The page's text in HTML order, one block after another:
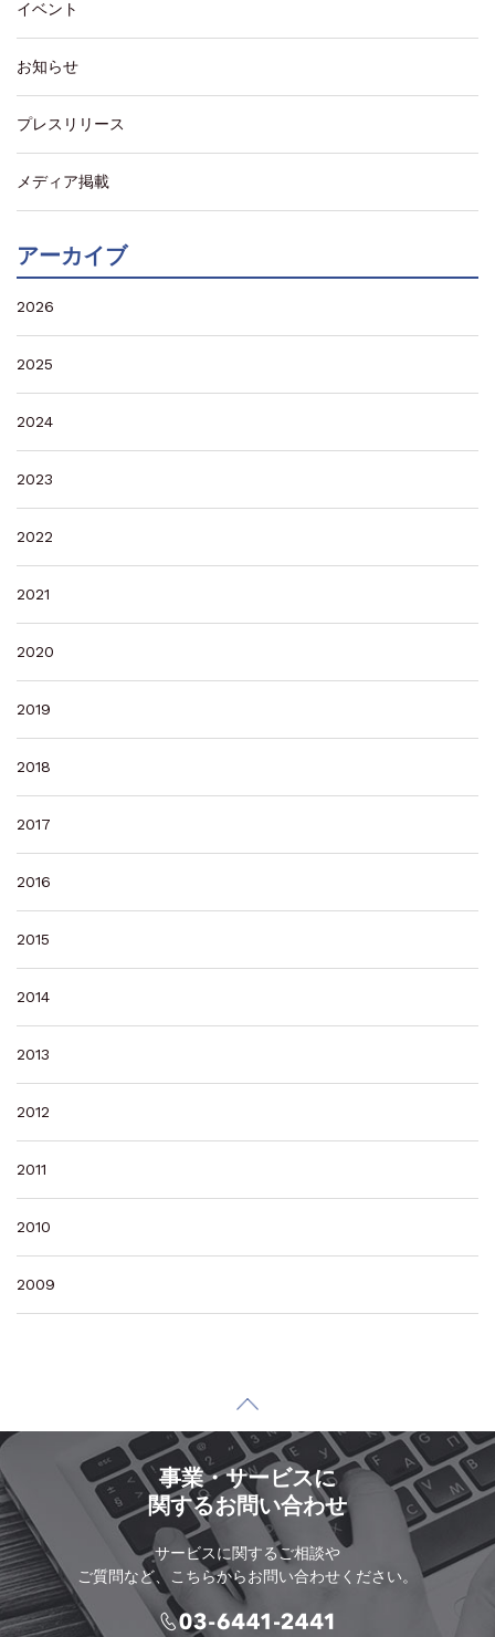
イベント
お知らせ
プレスリリース
メディア掲載
アーカイブ
2026
2025
2024
2023
2022
2021
2020
2019
2018
2017
2016
2015
2014
2013
2012
2011
2010
2009
事業・サービスに
関するお問い合わせ
サービスに関するご相談や
ご質問など、こちらからお問い合わせください。